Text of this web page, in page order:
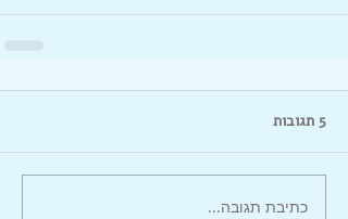
5 תגובות
כתיבת תגובה...